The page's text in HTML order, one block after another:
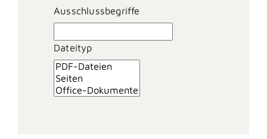
Ausschlussbegriffe
Dateityp